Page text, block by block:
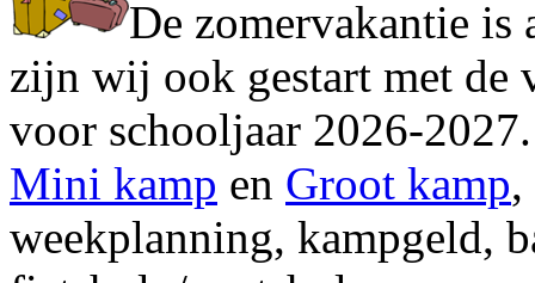
De zomervakantie is
zijn wij ook gestart met de
voor schooljaar 2026-
Mini kamp en Groot kamp,
weekplanning, kampgeld,